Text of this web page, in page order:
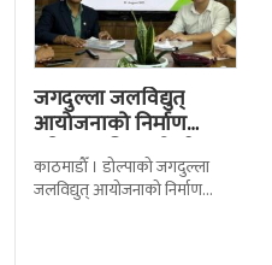
जगदुल्ला जलविद्युत्
आयोजनाको निर्माण
प्रक्रिया अघि बढ्यो : ठेक्का
सम्झौतामा…
काठमाडाैँ । डोल्पाको जगदुल्ला
जलविद्युत् आयोजनाको निर्माण
प्रक्रिया अगाडि बढेको छ । प्रवर्द्धक
कम्पनी र निर्माण व्यवसायीबीच
निर्माणसम्बन्धी द्विपक्षीय सम्झौतामा